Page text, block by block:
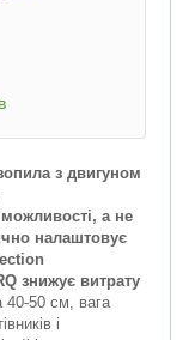
з двигуном
а не
налаштовує
знижує витрату
40-50 см, вага
і